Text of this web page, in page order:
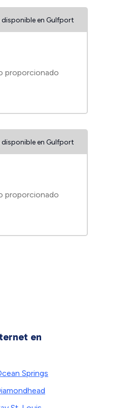
en Gulfport
proporcionado
disponible en Gulfport
proporcionado
en
Springs